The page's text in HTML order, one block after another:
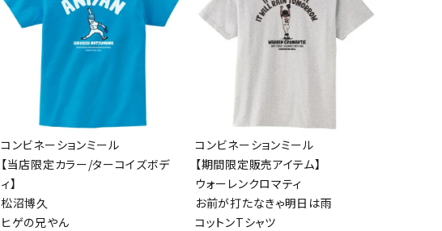
コンビネーションミール
【当店限定カラー/ターコイズボデ
ィ】
松沼博久
ヒゲの兄やん
コンビネーションミール
【期間限定販売アイテム】
ウォーレンクロマティ
お前が打たなきゃ明日は雨
コットンTシャツ